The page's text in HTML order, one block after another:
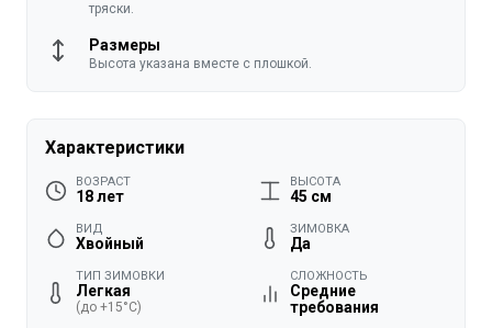
тряски.
Размеры
Высота указана вместе с плошкой.
Характеристики
ВОЗРАСТ
18 лет
ВЫСОТА
45 см
ВИД
Хвойный
ЗИМОВКА
Да
ТИП ЗИМОВКИ
Легкая
(до +15°C)
СЛОЖНОСТЬ
Средние
требования